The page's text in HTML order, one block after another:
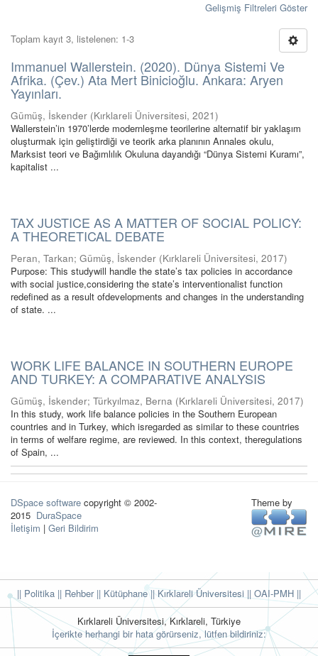
Gelişmiş Filtreleri Göster
Toplam kayıt 3, listelenen: 1-3
Immanuel Wallerstein. (2020). Dünya Sistemi Ve
Afrika. (Çev.) Ata Mert Binicioğlu. Ankara: Aryen
Yayınları.
Gümüş, İskender (Kırklareli Üniversitesi, 2021)
Wallerstein’in 1970’lerde modernleşme teorilerine alternatif bir yaklaşım
oluşturmak için geliştirdiği ve teorik arka planının Annales okulu,
Marksist teori ve Bağımlılık Okuluna dayandığı “Dünya Sistemi Kuramı”,
kapitalist ...
TAX JUSTICE AS A MATTER OF SOCIAL POLICY:
A THEORETICAL DEBATE
Peran, Tarkan; Gümüş, İskender (Kırklareli Üniversitesi, 2017)
Purpose: This studywill handle the state’s tax policies in accordance
with social justice,considering the state’s interventionalist function
redefined as a result ofdevelopments and changes in the understanding
of state. ...
WORK LIFE BALANCE IN SOUTHERN EUROPE
AND TURKEY: A COMPARATIVE ANALYSIS
Gümüş, İskender; Türkyılmaz, Berna (Kırklareli Üniversitesi, 2017)
In this study, work life balance policies in the Southern European
countries and in Turkey, which isregarded as similar to these countries
in terms of welfare regime, are reviewed. In this context, theregulations
of Spain, ...
DSpace software copyright © 2002-
2015 DuraSpace
İletişim | Geri Bildirim
Theme by
|| Politika || Rehber|| Kütüphane|| Kırklareli Üniversitesi || OAI-PMH ||
Kırklareli Üniversitesi, Kırklareli, Türkiye
İçerikte herhangi bir hata görürseniz, lütfen bildiriniz: